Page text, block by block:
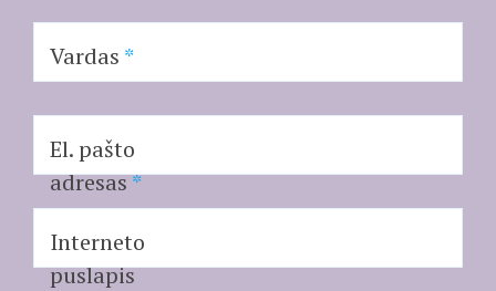
Vardas *
El. pašto
adresas*
Interneto
puslapis